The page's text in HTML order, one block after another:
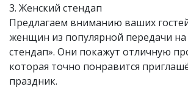
3. Женский стендап
Предлагаем вниманию ваших
женщин из популярной передачи
стендап». Они покажут отличную
которая точно понравится
праздник.